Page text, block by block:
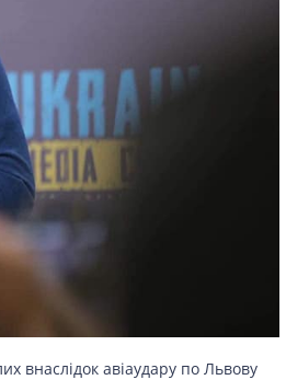
внаслідок авіаудару по Львову